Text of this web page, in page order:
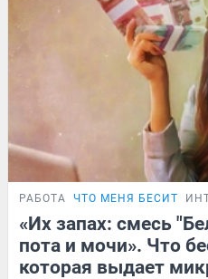
РАБОТА ЧТО МЕНЯ БЕСИТ
«Их запах: смесь
пота и мочи». Что
которая выдает